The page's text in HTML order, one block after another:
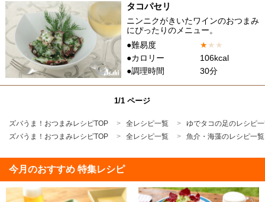
タコパセリ
ニンニクがきいたワインのおつまみ
にぴったりのメニュー。
●難易度
★★ ★
●カロリー
106kcal
●調理時間
30分
1/1 ページ
ズバうま！おつまみレシピTOP 全レシピ一覧
ゆでタコの足のレシピ
ズバうま！おつまみレシピTOP
全レシピ一覧 魚介・海藻のレシピ一覧
今月のおすすめ 特集レシピ